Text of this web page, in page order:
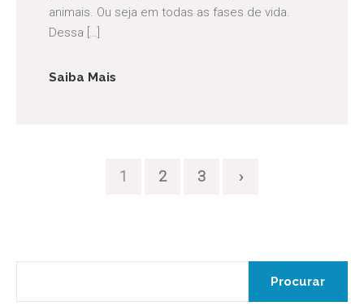
animais. Ou seja em todas as fases de vida.
Dessa […]
Saiba Mais
1 2 3 ›